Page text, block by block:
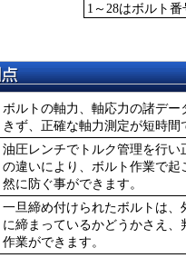
1～28はボルト
ボルトの軸力、軸応力の諸デ
きず、正確な軸力測定が短時間
油圧レンチでトルク管理を行
の違いにより、ボルト作業で
然に防ぐ事ができます。
一旦締め付けられたボルトは
に締まっているかどうかさえ
作業ができます。